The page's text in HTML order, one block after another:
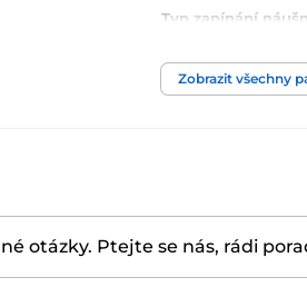
Typ zapínání
Barva kamene
Zobrazit všechny
otázky. Ptejte se nás, rádi